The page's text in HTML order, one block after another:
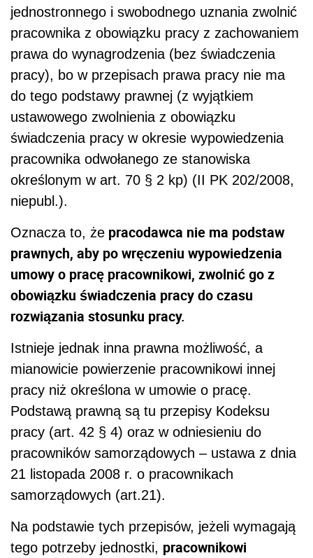
jednostronnego i swobodnego uznania zwolnić
pracownika z obowiązku pracy z zachowaniem
prawa do wynagrodzenia (bez świadczenia
pracy), bo w przepisach prawa pracy nie ma
do tego podstawy prawnej (z wyjątkiem
ustawowego zwolnienia z obowiązku
świadczenia pracy w okresie wypowiedzenia
pracownika odwołanego ze stanowiska
określonym w art. 70 § 2 kp) (II PK 202/2008,
niepubl.).
Oznacza to, że pracodawca nie ma podstaw
prawnych, aby po wręczeniu wypowiedzenia
umowy o pracę pracownikowi, zwolnić go z
obowiązku świadczenia pracy do czasu
rozwiązania stosunku pracy.
Istnieje jednak inna prawna możliwość, a
mianowicie powierzenie pracownikowi innej
pracy niż określona w umowie o pracę.
Podstawą prawną są tu przepisy Kodeksu
pracy (art. 42 § 4) oraz w odniesieniu do
pracowników samorządowych – ustawa z dnia
21 listopada 2008 r. o pracownikach
samorządowych (art.21).
Na podstawie tych przepisów, jeżeli wymagają
tego potrzeby jednostki, pracownikowi